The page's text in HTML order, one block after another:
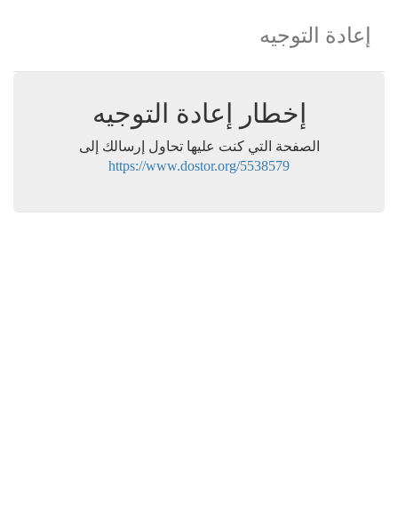
إعادة التوجيه
إخطار إعادة التوجيه
الصفحة التي كنت عليها تحاول إرسالك إلى
https://www.dostor.org/5538579